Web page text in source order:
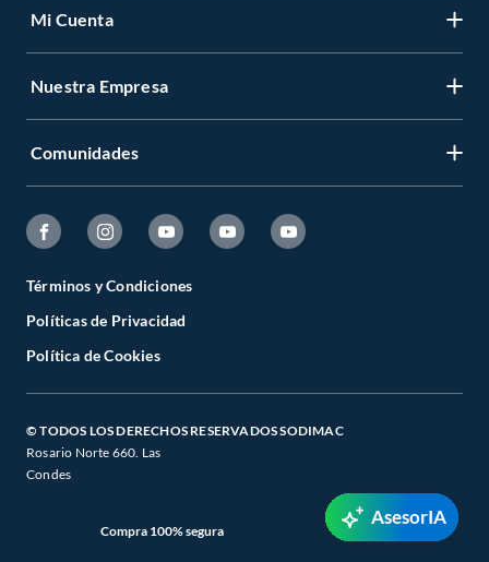
Mi Cuenta
Nuestra Empresa
Comunidades
Términos y Condiciones
Políticas de Privacidad
Política de Cookies
© TODOS LOS DERECHOS RESERVADOS SODIMAC
Rosario Norte 660. Las
Condes
Compra 100% segura
AsesorIA